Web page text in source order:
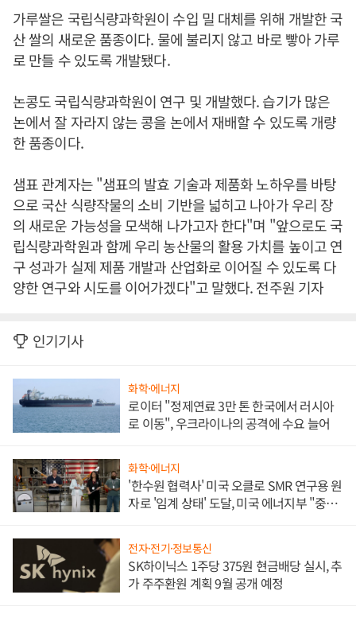
가루쌀은 국립식량과학원이 수입 밀 대체를 위해 개발한 국
산 쌀의 새로운 품종이다. 물에 불리지 않고 바로 빻아 가루
로 만들 수 있도록 개발됐다.
논콩도 국립식량과학원이 연구 및 개발했다. 습기가 많은
논에서 잘 자라지 않는 콩을 논에서 재배할 수 있도록 개량
한 품종이다.
샘표 관계자는 "샘표의 발효 기술과 제품화 노하우를 바탕
으로 국산 식량작물의 소비 기반을 넓히고 나아가 우리 장
의 새로운 가능성을 모색해 나가고자 한다"며 "앞으로도 국
립식량과학원과 함께 우리 농산물의 활용 가치를 높이고 연
구 성과가 실제 제품 개발과 산업화로 이어질 수 있도록 다
양한 연구와 시도를 이어가겠다"고 말했다. 전주원 기자
인기기사
화학·에너지
로이터 "정제연료 3만 톤 한국에서 러시아
로 이동", 우크라이나의 공격에 수요 늘어
화학·에너지
'한수원 협력사' 미국 오클로 SMR 연구용 원
자로 '임계 상태' 도달, 미국 에너지부 "중요
전자·전기·정보통신
SK하이닉스 1주당 375원 현금배당 실시, 추
가 주주환원 계획 9월 공개 예정